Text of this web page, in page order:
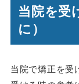
当院を受
に）
当院で矯正を受